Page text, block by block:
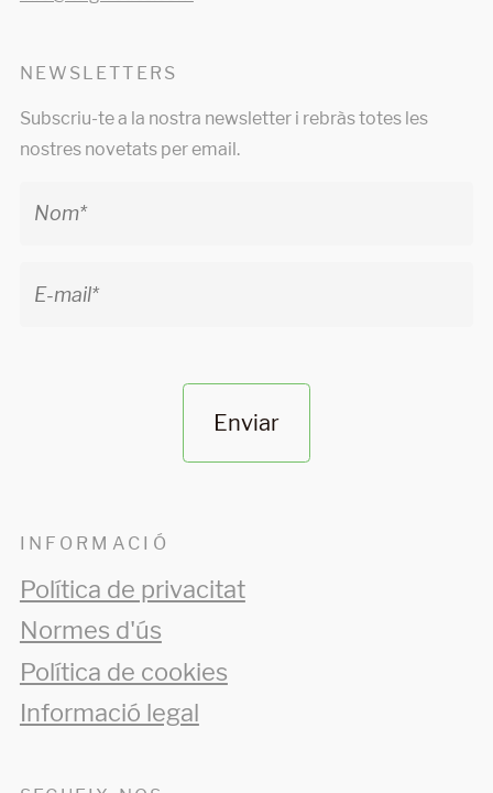
NEWSLETTERS
Subscriu-te a la nostra newsletter i rebràs totes les
nostres novetats per email.
Enviar
INFORMACIÓ
Política de privacitat
Normes d'ús
Política de cookies
Informació legal